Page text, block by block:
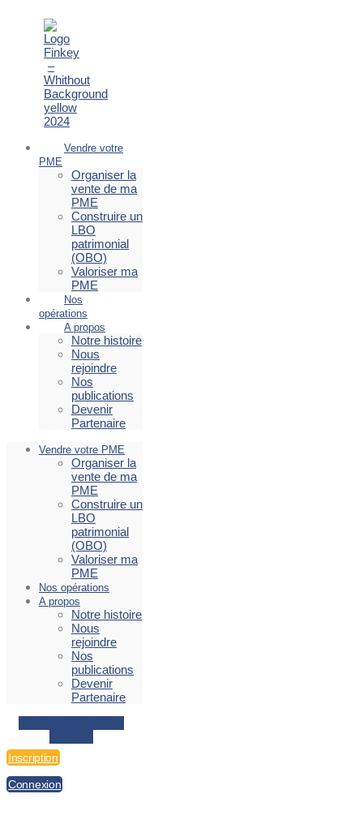
Vendre votre
PME
Organiser la
vente de ma
PME
Construire un
LBO
patrimonial
(OBO)
Valoriser ma
PME
Nos
opérations
A propos
Notre histoire
Nous
rejoindre
Nos
publications
Devenir
Partenaire
Vendre votre PME
Organiser la
vente de ma
PME
Construire un
LBO
patrimonial
(OBO)
Valoriser ma
PME
Nos opérations
A propos
Notre histoire
Nous
rejoindre
Nos
publications
Devenir
Partenaire
Inscription
Connexion